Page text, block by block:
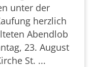
unter der
herzlich
Abendlob
23. August
St. ...